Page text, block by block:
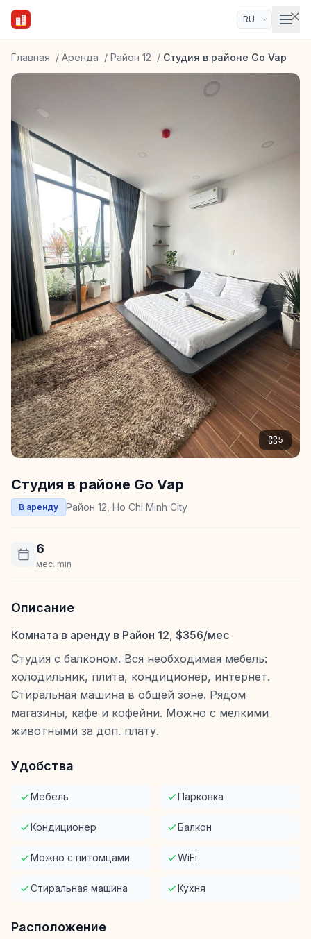
Главная / Аренда / Район 12 / Студия в районе Go Vap
5
Студия в районе Go Vap
В аренду Район 12, Ho Chi Minh City
6
мес. min
Описание
Комната в аренду в Район 12, $356/мес
Студия с балконом. Вся необходимая мебель:
холодильник, плита, кондиционер, интернет.
Стиральная машина в общей зоне. Рядом
магазины, кафе и кофейни. Можно с мелкими
животными за доп. плату.
Удобства
Мебель Парковка
Кондиционер Балкон
Можно с питомцами WiFi
Стиральная машина Кухня
Расположение